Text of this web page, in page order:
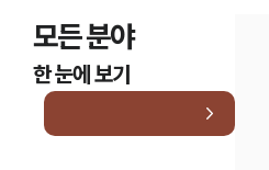
모든 분야
한 눈에 보기